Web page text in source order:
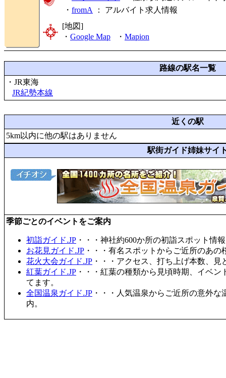
・ fromA ： アルバイト求人情報
[地図]
・ Google Map ・ Mapion
路線の駅名一覧
・JR東海
JR紀勢本線
近くの駅
5km以内に他の駅はありません
駅街ガイド姉妹サイ
季節ごとのイベントをご案内
初詣ガイド.JP ・・・神社約600か所の初詣スポット情
お花見ガイド.JP ・・・有名スポットからご近所のあ
花火大会ガイド.JP ・・・アクセス、打ち上げ本数、
紅葉ガイド.JP ・・・紅葉の種類から見頃時期、イベ
てます。
全国温泉ガイド.JP ・・・人気温泉からご近所の意外
内。